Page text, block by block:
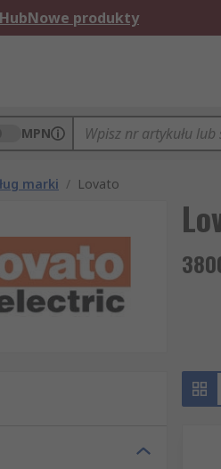
Nowe produkty
MPN
marki / Lovato